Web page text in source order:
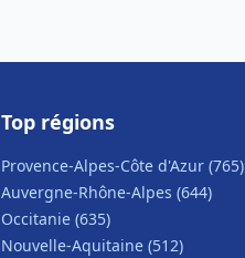
Top régions
Provence-Alpes-Côte d'Azur (765)
Auvergne-Rhône-Alpes (644)
Occitanie (635)
Nouvelle-Aquitaine (512)